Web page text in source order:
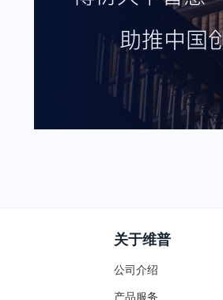
关于维普
公司介绍
产品服务